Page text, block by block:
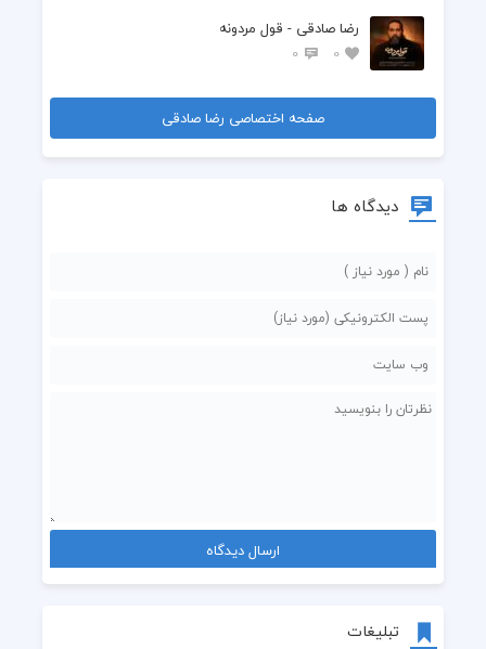
تبلیغات
رضا صادقی - قول مردونه
0
0
صفحه اختصاصی رضا صادقی
دیدگاه ها